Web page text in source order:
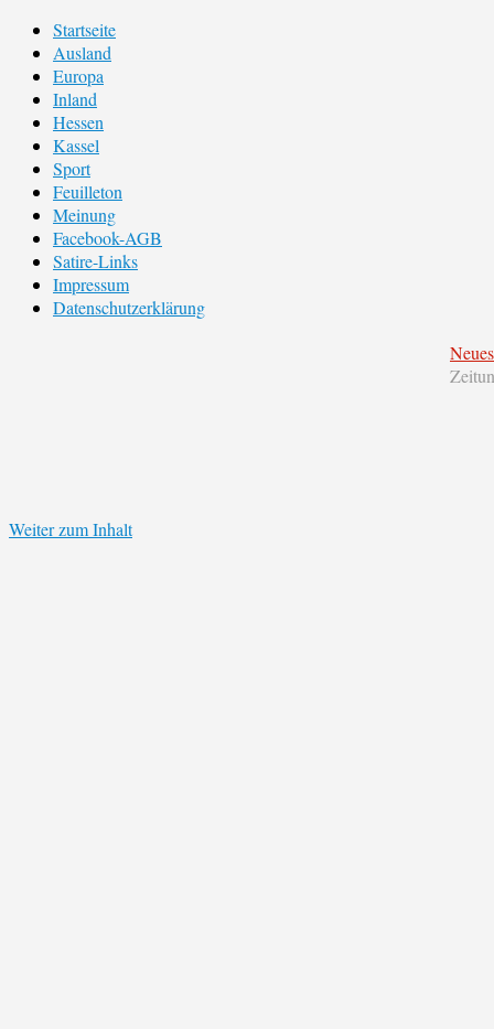
Startseite
Ausland
Europa
Inland
Hessen
Kassel
Sport
Feuilleton
Meinung
Facebook-AGB
Satire-Links
Impressum
Datenschutzerklärung
Weiter zum Inhalt